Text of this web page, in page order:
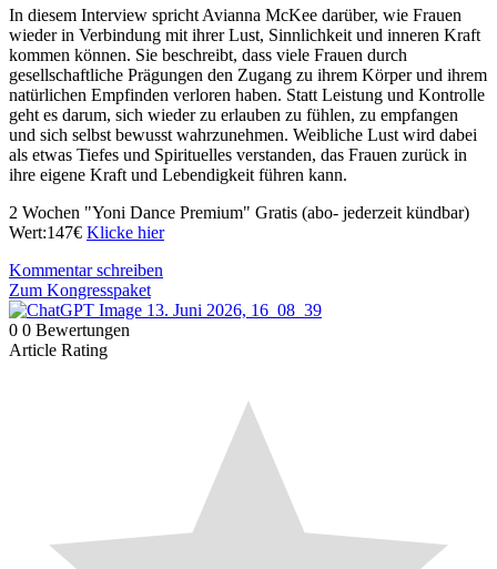
In diesem Interview spricht Avianna McKee darüber, wie Frauen
wieder in Verbindung mit ihrer Lust, Sinnlichkeit und inneren Kraft
kommen können. Sie beschreibt, dass viele Frauen durch
gesellschaftliche Prägungen den Zugang zu ihrem Körper und ihrem
natürlichen Empfinden verloren haben. Statt Leistung und Kontrolle
geht es darum, sich wieder zu erlauben zu fühlen, zu empfangen
und sich selbst bewusst wahrzunehmen. Weibliche Lust wird dabei
als etwas Tiefes und Spirituelles verstanden, das Frauen zurück in
ihre eigene Kraft und Lebendigkeit führen kann.
2 Wochen "Yoni Dance Premium" Gratis (abo- jederzeit kündbar)
Wert:147€ Klicke hier
Kommentar schreiben
Zum Kongresspaket
0 0 Bewertungen
Article Rating